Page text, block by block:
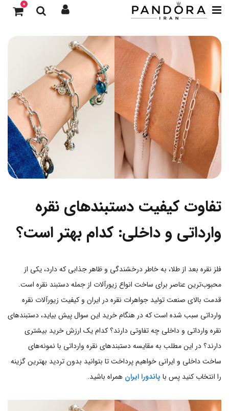
0
تفاوت کیفیت دستبندهای نقره
وارداتی و داخلی: کدام بهتر است؟
فلز نقره بعد از طلا، به خاطر درخشندگی و ظاهر جذابی که دارد، یکی از
محبوب‌ترین عناصر برای ساخت انواع زیورآلات از جمله دستبند نقره است.
قدمت بالای صنعت تولید جواهرات نقره در ایران و کیفیت زیورآلات نقره
وارداتی سبب شده است که در هنگام خرید این سوال پیش بیاید، دستبندهای
نقره وارداتی و داخلی چه تفاوتی دارند؟ کدام یک ارزش خرید بیشتری
دارند؟ در این مطلب به مقایسه دستبندهای نقره وارداتی با نمونه‌های
ساخت داخلی و ایرانی خواهیم پرداخت تا بتوانید بدون تردید بهترین گزینه
را انتخاب کنید پس با پاندورا ایران همراه باشید.